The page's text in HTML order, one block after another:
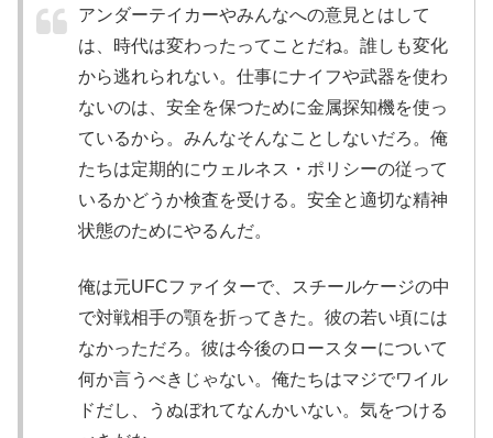
アンダーテイカーやみんなへの意見とはして
は、時代は変わったってことだね。誰しも変化
から逃れられない。仕事にナイフや武器を使わ
ないのは、安全を保つために金属探知機を使っ
ているから。みんなそんなことしないだろ。俺
たちは定期的にウェルネス・ポリシーの従って
いるかどうか検査を受ける。安全と適切な精神
状態のためにやるんだ。
俺は元UFCファイターで、スチールケージの中
で対戦相手の顎を折ってきた。彼の若い頃には
なかっただろ。彼は今後のロースターについて
何か言うべきじゃない。俺たちはマジでワイル
ドだし、うぬぼれてなんかいない。気をつける